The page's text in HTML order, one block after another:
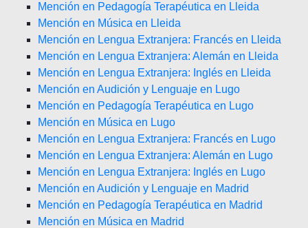
Mención en Pedagogía Terapéutica en Lleida
Mención en Música en Lleida
Mención en Lengua Extranjera: Francés en Lleida
Mención en Lengua Extranjera: Alemán en Lleida
Mención en Lengua Extranjera: Inglés en Lleida
Mención en Audición y Lenguaje en Lugo
Mención en Pedagogía Terapéutica en Lugo
Mención en Música en Lugo
Mención en Lengua Extranjera: Francés en Lugo
Mención en Lengua Extranjera: Alemán en Lugo
Mención en Lengua Extranjera: Inglés en Lugo
Mención en Audición y Lenguaje en Madrid
Mención en Pedagogía Terapéutica en Madrid
Mención en Música en Madrid